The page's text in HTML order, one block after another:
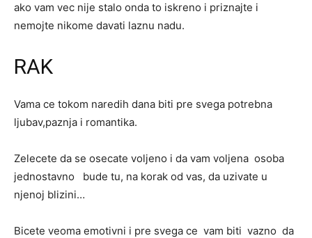
ako vam vec nije stalo onda to iskreno i priznajte i
nemojte nikome davati laznu nadu.
RAK
Vama ce tokom naredih dana biti pre svega potrebna
ljubav,paznja i romantika.
Zelecete da se osecate voljeno i da vam voljena osoba
jednostavno bude tu, na korak od vas, da uzivate u
njenoj blizini…
Bicete veoma emotivni i pre svega ce vam biti vazno da